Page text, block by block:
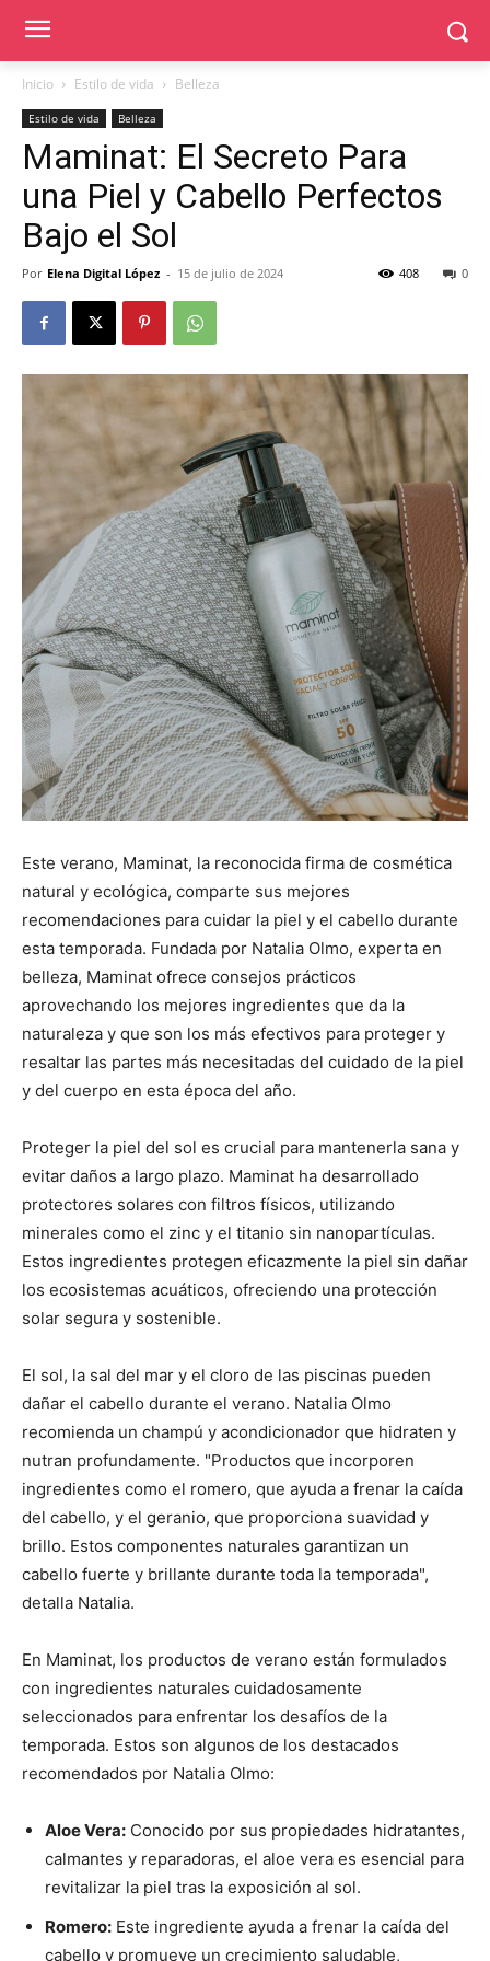
Inicio Estilo de vida Belleza
Estilo de vida Belleza
Maminat: El Secreto Para
una Piel y Cabello Perfectos
Bajo el Sol
Por Elena Digital López - 15 de julio de 2024 0
408
Este verano, Maminat, la reconocida firma de cosmética
natural y ecológica, comparte sus mejores
recomendaciones para cuidar la piel y el cabello durante
esta temporada. Fundada por Natalia Olmo, experta en
belleza, Maminat ofrece consejos prácticos
aprovechando los mejores ingredientes que da la
naturaleza y que son los más efectivos para proteger y
resaltar las partes más necesitadas del cuidado de la piel
y del cuerpo en esta época del año.
Proteger la piel del sol es crucial para mantenerla sana y
evitar daños a largo plazo. Maminat ha desarrollado
protectores solares con filtros físicos, utilizando
minerales como el zinc y el titanio sin nanopartículas.
Estos ingredientes protegen eficazmente la piel sin dañar
los ecosistemas acuáticos, ofreciendo una protección
solar segura y sostenible.
El sol, la sal del mar y el cloro de las piscinas pueden
dañar el cabello durante el verano. Natalia Olmo
recomienda un champú y acondicionador que hidraten y
nutran profundamente. "Productos que incorporen
ingredientes como el romero, que ayuda a frenar la caída
del cabello, y el geranio, que proporciona suavidad y
brillo. Estos componentes naturales garantizan un
cabello fuerte y brillante durante toda la temporada",
detalla Natalia.
En Maminat, los productos de verano están formulados
con ingredientes naturales cuidadosamente
seleccionados para enfrentar los desafíos de la
temporada. Estos son algunos de los destacados
recomendados por Natalia Olmo:
Aloe Vera: Conocido por sus propiedades hidratantes,
calmantes y reparadoras, el aloe vera es esencial para
revitalizar la piel tras la exposición al sol.
Romero: Este ingrediente ayuda a frenar la caída del
cabello y promueve un crecimiento saludable,